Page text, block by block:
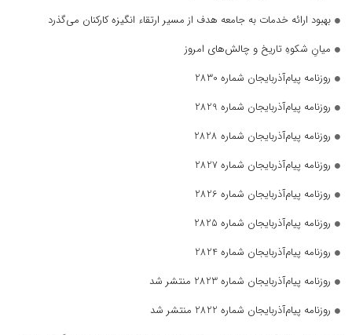
بهبود ارائه خدمات به جامعه هدف از مسیر ارتقاء انگیزه کارکنان می‌گذرد
میانِ شکوهِ تاریخ و چالش‌های امروز
روزنامه پیام‌آذربایجان شماره 2830
روزنامه پیام‌آذربایجان شماره 2829
روزنامه پیام‌آذربایجان شماره 2828
روزنامه پیام‌آذربایجان شماره 2827
روزنامه پیام‌آذربایجان شماره 2826
روزنامه پیام‌آذربایجان شماره 2825
روزنامه پیام‌آذربایجان شماره 2824
روزنامه پیام‌آذربایجان شماره 2823 منتشر شد
روزنامه پیام‌آذربایجان شماره 2822 منتشر شد